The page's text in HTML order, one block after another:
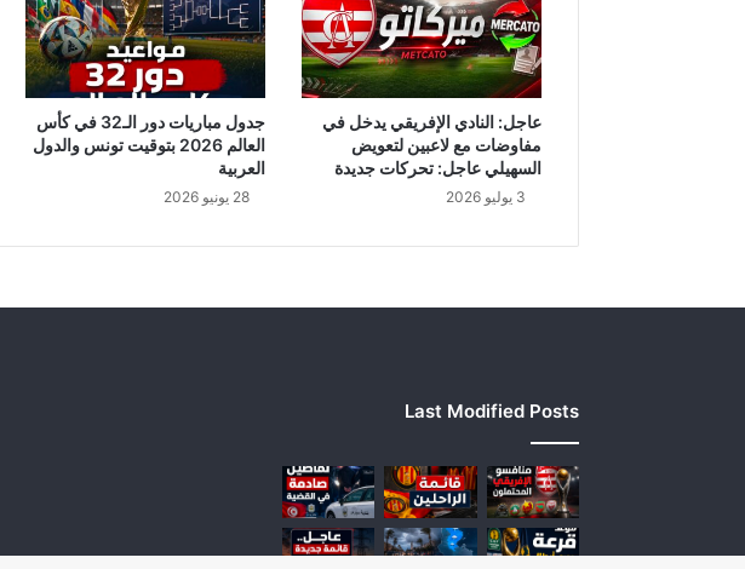
ط
م
أ
ن
"
أ
ف
ب
ر
ب
ي
ف
ي
ر
ر
و
ن
ا
عاجل: النادي الإفريقي يدخل في
مفاوضات مع لاعبين لتعويض
السهيلي عاجل: تحركات جديدة
3 يوليو 2026
جدول مباريات دور الـ32 في كأس
العالم 2026 بتوقيت تونس والدول
العربية
28 يونيو 2026
Last Modified Posts